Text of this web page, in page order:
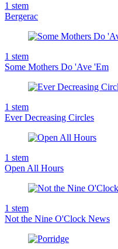
1 stem
Bergerac
1 stem
Some Mothers Do 'Ave 'Em
1 stem
Ever Decreasing Circles
1 stem
Open All Hours
1 stem
Not the Nine O'Clock News